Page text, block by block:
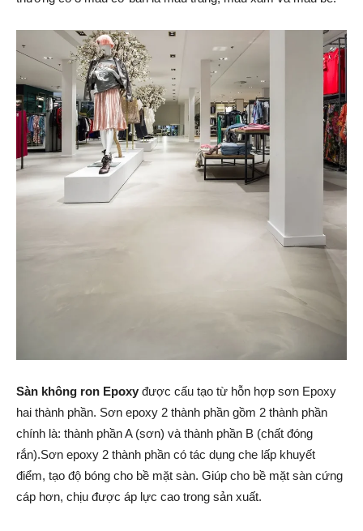
Sàn không ron Epoxyđược cấu tạo từ hỗn hợp sơn Epoxy
hai thành phần. Sơn epoxy 2 thành phần gồm 2 thành phần
chính là: thành phần A (sơn) và thành phần B (chất đóng
rắn).Sơn epoxy 2 thành phần có tác dụng che lấp khuyết
điểm, tạo độ bóng cho bề mặt sàn. Giúp cho bề mặt sàn cứng
cáp hơn, chịu được áp lực cao trong sản xuất.